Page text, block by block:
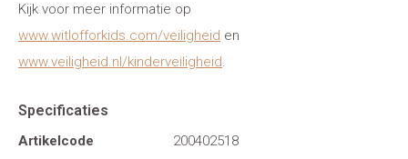
Kijk voor meer informatie op
www.witlofforkids.com/veiligheid en
www.veiligheid.nl/kinderveiligheid.
Specificaties
Artikelcode
200402518